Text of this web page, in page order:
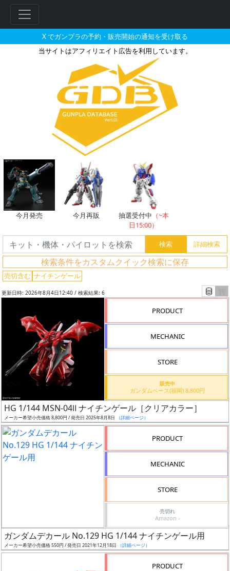
X でガンプラの予約・販売開始の通知を受け取る
当サイトはアフィリエイト広告を利用しています。
ナイチンゲールのガンプラの販
今月発売 今月再販 抽選受付中 （~本
日15:00）
検索条件をカスタムクイック検索に保存
売切含む ナイチンゲール
フ
ー
ド
検
索
ド
ス
ケ
ー
ル
更新日時: 2026年8月4日12:40 / 検索結果: 6
PRODUCT
MECHANIC
STORE
販売中
ガンダムベース(福岡) 8,800円
HG 1/144 MSN-04Ⅱ ナイチンゲール［クリアカラー］
メーカー希望小売価格 8,800円 / 発売日 2025年8月8日 （詳細ページ）
PRODUCT
MECHANIC
STORE
売切れ
Amazon -
ガンダムデカール No.129 HG 1/144 ナイチンゲール用
メーカー希望小売価格 550円 / 発売日 2021年12月18日 （詳細ページ）
PRODUCT